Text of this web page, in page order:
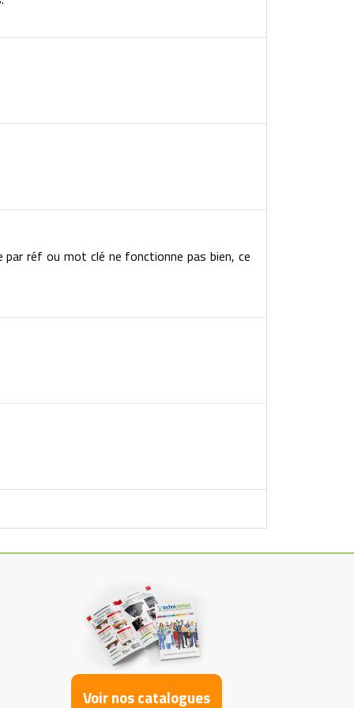
réf ou mot clé ne fonctionne pas bien, ce
Voir nos catalogues